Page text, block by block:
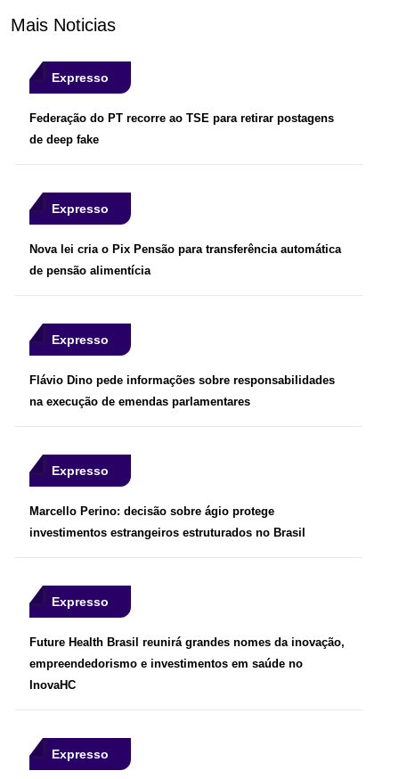
Mais Noticias
Expresso
Federação do PT recorre ao TSE para retirar postagens
de deep fake
Expresso
Nova lei cria o Pix Pensão para transferência automática
de pensão alimentícia
Expresso
Flávio Dino pede informações sobre responsabilidades
na execução de emendas parlamentares
Expresso
Marcello Perino: decisão sobre ágio protege
investimentos estrangeiros estruturados no Brasil
Expresso
Future Health Brasil reunirá grandes nomes da inovação,
empreendedorismo e investimentos em saúde no
InovaHC
Expresso